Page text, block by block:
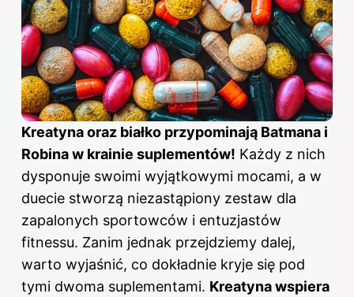
Kreatyna oraz białko przypominają Batmana i
Robina w krainie suplementów! Każdy z nich
dysponuje swoimi wyjątkowymi mocami, a w
duecie stworzą niezastąpiony zestaw dla
zapalonych sportowców i entuzjastów
fitnessu. Zanim jednak przejdziemy dalej,
warto wyjaśnić, co dokładnie kryje się pod
tymi dwoma suplementami. Kreatyna wspiera